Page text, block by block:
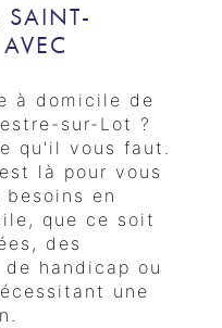
à domicile de
sur-Lot ?
qu'il vous faut.
là pour vous
en
que ce soit
des
handicap ou
une